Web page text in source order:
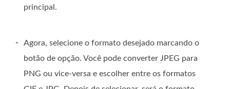
principal.
-
Agora, selecione o formato desejado marcando o
botão de opção. Você pode converter JPEG para
PNG ou vice-versa e escolher entre os formatos